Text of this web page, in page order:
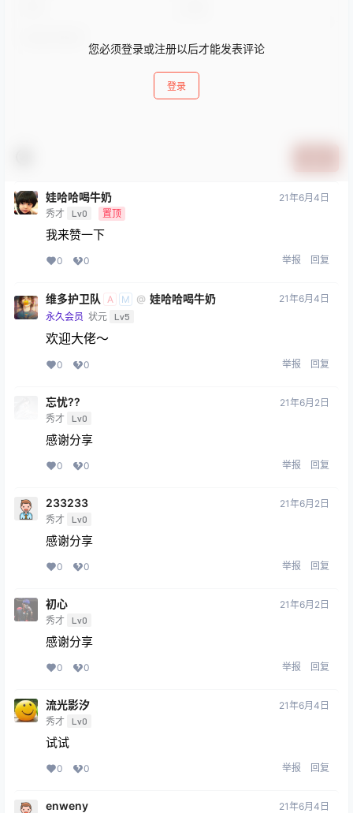
您必须登录或注册以后才能发表评论
登录
娃哈哈喝牛奶
秀才 Lv0 置顶
21年6月4日
我来赞一下
0 0 举报 回复
维多护卫队 A M @ 娃哈哈喝牛奶
永久会员 状元 Lv5
21年6月4日
欢迎大佬～
0 0 举报 回复
忘忧??
秀才 Lv0
21年6月2日
感谢分享
0 0 举报 回复
233233
秀才 Lv0
21年6月2日
感谢分享
0 0 举报 回复
初心
秀才 Lv0
21年6月2日
感谢分享
0 0 举报 回复
流光影汐
秀才 Lv0
21年6月4日
试试
0 0 举报 回复
enweny 21年6月4日